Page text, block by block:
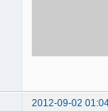
2012-09-02